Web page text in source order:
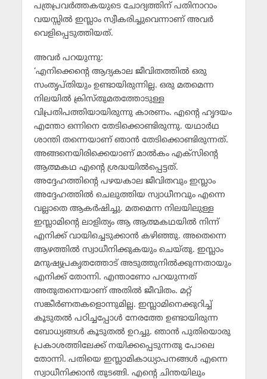
പത്രപ്രവര്‍ത്തകയുടെ ചോദ്യത്തിന് പതിനാറാം
വയസ്സില്‍ ഇസ്ലാം സ്വീകരിച്ചുവെന്നാണ് അവര്‍
വെളിപ്പെടുത്തിയത്.
അവര്‍ പറയുന്നു:
‘എനിക്കെന്റെ ആദ്യകാല ജീവിതത്തില്‍ ഒരു
സംതൃപ്തിയും ഉണ്ടായിരുന്നില്ല. ഒരു മതമെന്ന
നിലയില്‍ ക്രിസ്തുമതത്തോടുള്ള
വിപ്രതിപത്തിയായിരുന്നു കാരണം. എന്റെ ഹൃദയം
എന്തോ ഒന്നിനെ തേടിക്കൊണ്ടിരുന്നു. യഥാര്‍ഥ
ശാന്തി തന്നെയാണ് ഞാന്‍ തേടിക്കൊണ്ടിരുന്നത്.
അങ്ങനെയിരിക്കെയാണ് മാല്‍കം എക്‌സിന്റെ
ആത്മകഥ എന്റെ ശ്രദ്ധയില്‍പ്പെട്ടത്.
അദ്ദേഹത്തിന്റെ പഴയകാല ജീവിതവും ഇസ്ലാം
അദ്ദേഹത്തില്‍ ചെലുത്തിയ സ്വാധീനവും എന്നെ
വല്ലാതെ ആകര്‍ഷിച്ചു. മതമെന്ന നിലയിലുള്ള
ഇസ്ലാമിന്റെ ലാളിത്യം ആ ആത്മകഥയില്‍ നിന്ന്
എനിക്ക് വായിച്ചെടുക്കാന്‍ കഴിഞ്ഞു. അതെന്നെ
ആഴത്തില്‍ സ്വാധീനിക്കുകയും ചെയ്തു. ഇസ്ലാം
മനുഷ്യപ്രകൃതത്തോട് അടുത്തുനില്‍ക്കുന്നതായും
എനിക്ക് തോന്നി. എന്താണോ പറയുന്നത്
അതുതന്നെയാണ് അതില്‍ ജീവിതം. മറ്റ്
സങ്കീര്‍ണതകളൊന്നുമില്ല. ഇസ്ലാമിനെക്കുറിച്ച്
കൂടുതല്‍ പഠിച്ചപ്പോള്‍ നേരത്തേ ഉണ്ടായിരുന്ന
ബോധ്യങ്ങള്‍ കൂടുതല്‍ ഉറച്ചു. ഞാന്‍ പുതിയൊരു
പ്രകാശത്തിലേക്ക് നയിക്കപ്പെടുന്നതു പോലെ
തോന്നി. പതിയെ ഇസ്ലാമികാധ്യാപനങ്ങള്‍ എന്നെ
സ്വാധീനിക്കാന്‍ തുടങ്ങി. എന്റെ ചിന്തയിലും